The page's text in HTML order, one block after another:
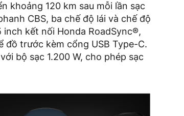
khoảng 120 km sau mỗi lần sạc
CBS, ba chế độ lái và chế độ
kết nối Honda RoadSync®,
đồ trước kèm cổng USB Type-C.
bộ sạc 1.200 W, cho phép sạc